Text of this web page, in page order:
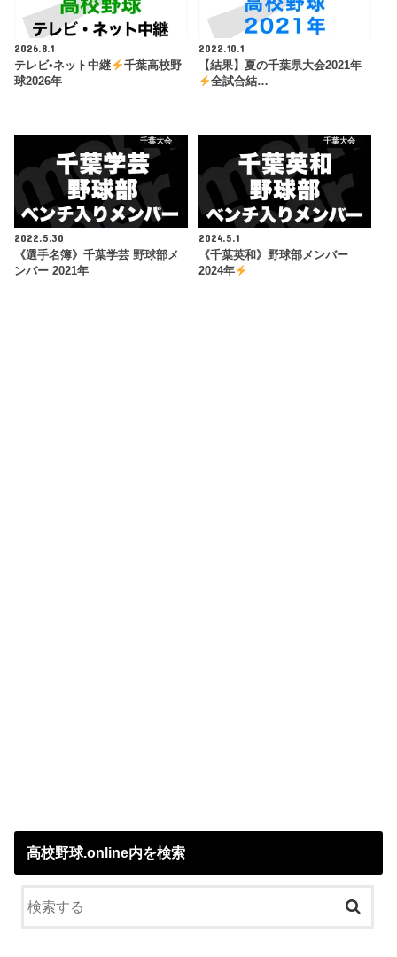
2026.8.1
テレビ•ネット中継
千葉高校野
球2026年
2022.10.1
【結果】夏の千葉県大会2021年
全試合結…
千葉大会
2022.5.30
《選手名簿》千葉学芸 野球部メ
ンバー 2021年
千葉大会
2024.5.1
《千葉英和》野球部メンバー
2024年
高校野球.online内を検索